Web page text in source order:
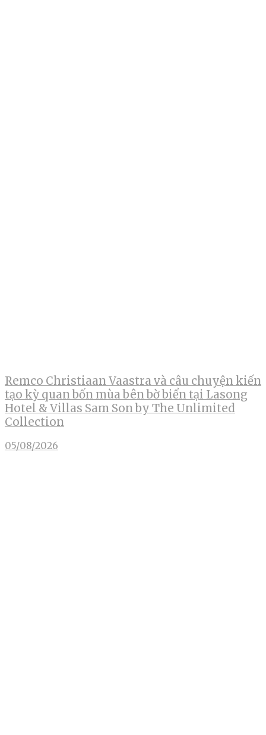
Remco Christiaan Vaastra và câu chuyện kiến
tạo kỳ quan bốn mùa bên bờ biển tại Lasong
Hotel & Villas Sam Son by The Unlimited
Collection
05/08/2026